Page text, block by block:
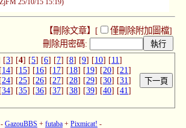
25/10/15 15:19)
【刪除文章】[ 僅刪除附加圖檔]
刪除用密碼:
[3] [4] [5] [6] [7] [8] [9] [10] [11]
14] [15] [16] [17] [18] [19] [20] [21]
24] [25] [26] [27] [28] [29] [30] [31]
34] [35] [36] [37] [38] [39] [40] [41]
- GazouBBS + futaba + Pixmicat! -